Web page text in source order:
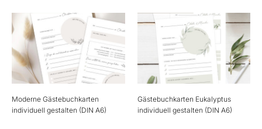
Moderne Gästebuchkarten
individuell gestalten (DIN A6)
Gästebuchkarten Eukalyptus
individuell gestalten (DIN A6)